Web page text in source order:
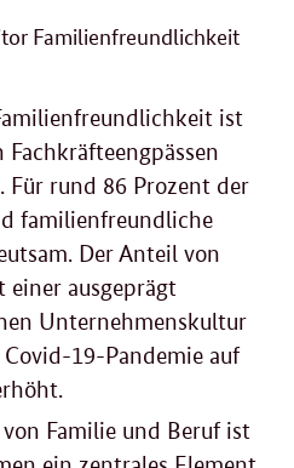
Familienfreundlichkeit
ist
Für rund 86 Prozent der
familienfreundliche
Der Anteil von
ausgeprägt
Unternehmenskultur
19-Pandemie auf
Familie und Beruf ist